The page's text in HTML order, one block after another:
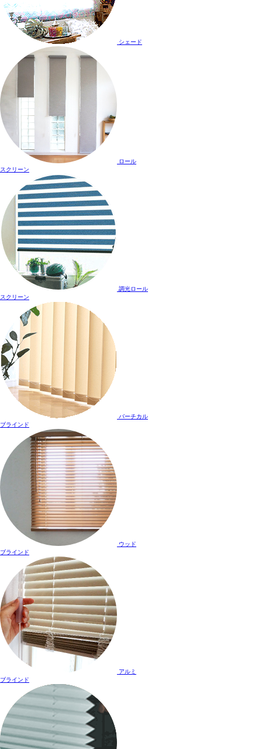
シェード
ロール
スクリーン
調光ロール
スクリーン
バーチカル
ブラインド
ウッド
ブラインド
アルミ
ブラインド